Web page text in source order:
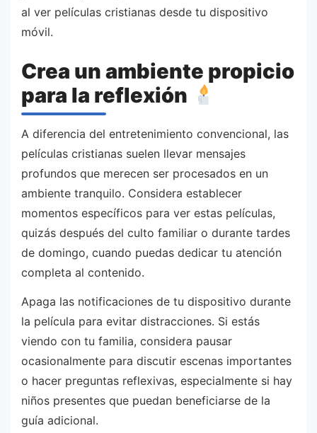
al ver películas cristianas desde tu dispositivo
móvil.
Crea un ambiente propicio
para la reflexión
A diferencia del entretenimiento convencional, las
películas cristianas suelen llevar mensajes
profundos que merecen ser procesados en un
ambiente tranquilo. Considera establecer
momentos específicos para ver estas películas,
quizás después del culto familiar o durante tardes
de domingo, cuando puedas dedicar tu atención
completa al contenido.
Apaga las notificaciones de tu dispositivo durante
la película para evitar distracciones. Si estás
viendo con tu familia, considera pausar
ocasionalmente para discutir escenas importantes
o hacer preguntas reflexivas, especialmente si hay
niños presentes que puedan beneficiarse de la
guía adicional.